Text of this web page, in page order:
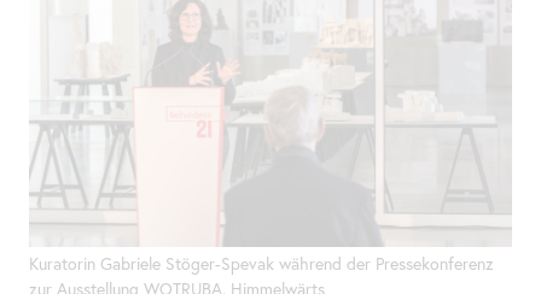
Kuratorin Gabriele Stöger-Spevak während der Pressekonferenz
zur Ausstellung WOTRUBA. Himmelwärts